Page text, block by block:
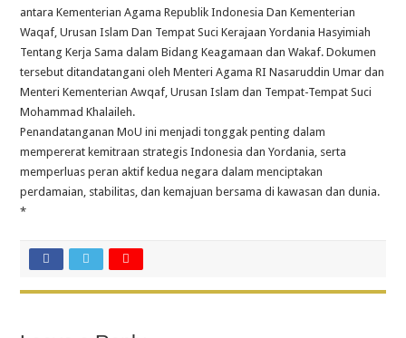
antara Kementerian Agama Republik Indonesia Dan Kementerian
Waqaf, Urusan Islam Dan Tempat Suci Kerajaan Yordania Hasyimiah
Tentang Kerja Sama dalam Bidang Keagamaan dan Wakaf. Dokumen
tersebut ditandatangani oleh Menteri Agama RI Nasaruddin Umar dan
Menteri Kementerian Awqaf, Urusan Islam dan Tempat-Tempat Suci
Mohammad Khalaileh.
Penandatanganan MoU ini menjadi tonggak penting dalam
mempererat kemitraan strategis Indonesia dan Yordania, serta
memperluas peran aktif kedua negara dalam menciptakan
perdamaian, stabilitas, dan kemajuan bersama di kawasan dan dunia.
*